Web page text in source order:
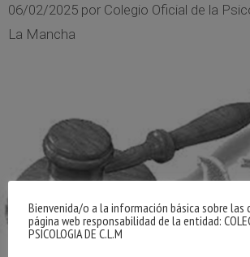
06/02/2025 por Colegio Oficial de la
La Mancha
Bienvenida/o a la información básica sobre las
página web responsabilidad de la entidad:
PSICOLOGIA DE C.L.M